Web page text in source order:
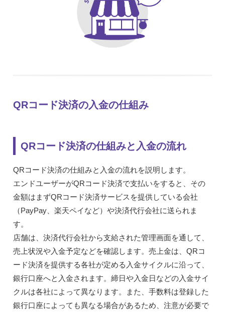
QRコード決済の入金の仕組み
QRコード決済の仕組みと入金の流れ
QRコード決済の仕組みと入金の流れを説明します。
エンドユーザーがQRコード決済で支払いをすると、その
金額はまずQRコード決済サービスを提供している会社
（PayPay、楽天ペイなど）や決済代行会社に送られま
す。
店舗は、決済代行会社から支給された管理画面を通して、
売上状況や入金予定などを確認します。売上金は、QRコ
ード決済を提供する各社が定める入金サイクルに沿って、
銀行口座へと入金されます。締日や入金日などの入金サイ
クルは各社によって異なります。また、手数料は登録した
銀行口座によっても異なる場合があるため、注意が必要で